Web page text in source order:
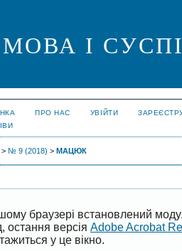
МОВА І
ПРО НАС УВІЙТИ
> № 9 (2018) > МАЦЮК
браузері встановлений
остання версія Adobe Acrobat
у це вікно.